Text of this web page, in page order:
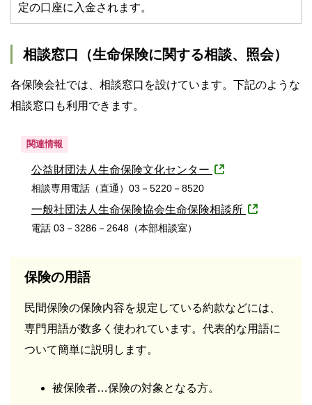
定の口座に入金されます。
相談窓口（生命保険に関する相談、照会）
各保険会社では、相談窓口を設けています。下記のような
相談窓口も利用できます。
関連情報
公益財団法人生命保険文化センター
相談専用電話（直通）03－5220－8520
一般社団法人生命保険協会生命保険相談所
電話 03－3286－2648（本部相談室）
保険の用語
民間保険の保険内容を規定している約款などには、
専門用語が数多く使われています。代表的な用語に
ついて簡単に説明します。
被保険者…保険の対象となる方。